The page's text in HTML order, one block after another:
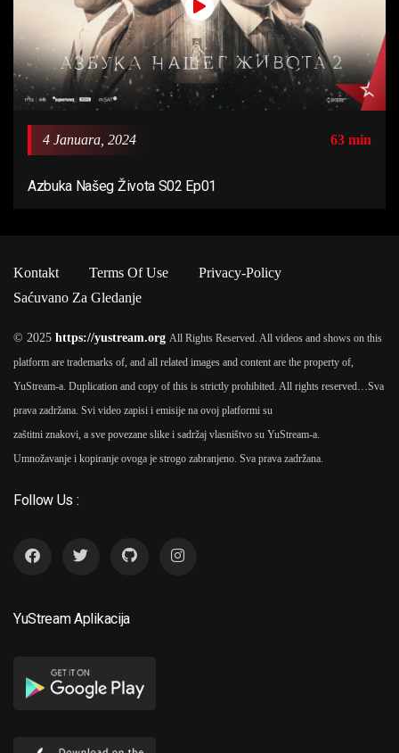
4 Januara, 2024 63 min
Azbuka Našeg Života S02 Ep01
Kontakt Terms Of Use
Privacy-Policy
Saćuvano Za Gledanje
© 2025 https://yustream.org All Rights Reserved. All videos and shows on this
platform are trademarks of, and all related images and content are the property of,
YuStream-a. Duplication and copy of this is strictly prohibited. All rights reserved…Sva
prava zadržana. Svi video zapisi i emisije na ovoj platformi su
zaštitni znakovi, a sve povezane slike i sadržaj vlasništvo su YuStream-a.
Umnožavanje i kopiranje ovoga je strogo zabranjeno. Sva prava zadržana.
Follow Us :
YuStream Aplikacija